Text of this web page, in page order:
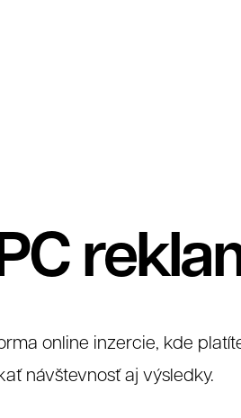
online inzercie, kde
návštevnosť aj výsledky.